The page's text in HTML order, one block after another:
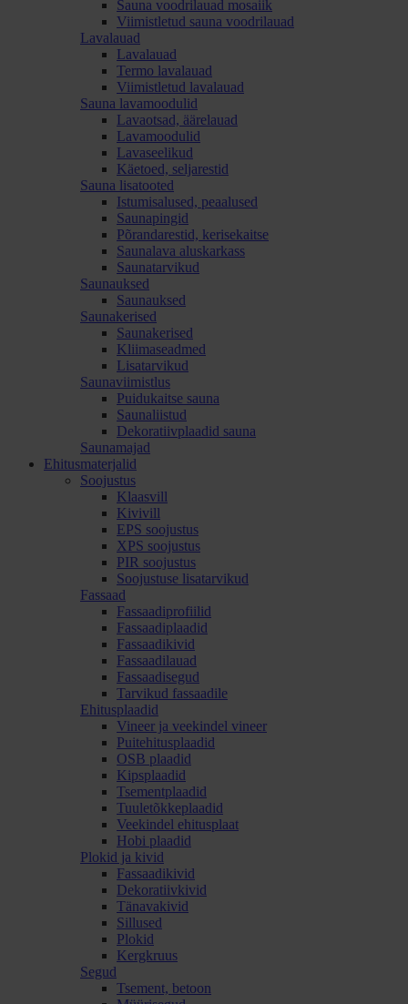
Sauna voodrilauad mosaiik
Viimistletud sauna voodrilauad
Lavalauad
Lavalauad
Termo lavalauad
Viimistletud lavalauad
Sauna lavamoodulid
Lavaotsad, äärelauad
Lavamoodulid
Lavaseelikud
Käetoed, seljarestid
Sauna lisatooted
Istumisalused, peaalused
Saunapingid
Põrandarestid, kerisekaitse
Saunalava aluskarkass
Saunatarvikud
Saunauksed
Saunauksed
Saunakerised
Saunakerised
Kliimaseadmed
Lisatarvikud
Saunaviimistlus
Puidukaitse sauna
Saunaliistud
Dekoratiivplaadid sauna
Saunamajad
Ehitusmaterjalid
Soojustus
Klaasvill
Kivivill
EPS soojustus
XPS soojustus
PIR soojustus
Soojustuse lisatarvikud
Fassaad
Fassaadiprofiilid
Fassaadiplaadid
Fassaadikivid
Fassaadilauad
Fassaadisegud
Tarvikud fassaadile
Ehitusplaadid
Vineer ja veekindel vineer
Puitehitusplaadid
OSB plaadid
Kipsplaadid
Tsementplaadid
Tuuletõkkeplaadid
Veekindel ehitusplaat
Hobi plaadid
Plokid ja kivid
Fassaadikivid
Dekoratiivkivid
Tänavakivid
Sillused
Plokid
Kergkruus
Segud
Tsement, betoon